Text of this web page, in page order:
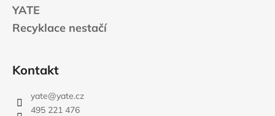
YATE
Recyklace nestačí
Kontakt
yate@yate.cz
495 221 476